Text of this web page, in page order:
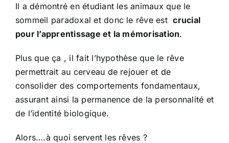
Il a démontré en étudiant les animaux que le
sommeil paradoxal et donc le rêve est crucial
pour l’apprentissage et la mémorisation.
Plus que ça , il fait l’hypothèse que le rêve
permettrait au cerveau de rejouer et de
consolider des comportements fondamentaux,
assurant ainsi la permanence de la personnalité et
de l’identité biologique.
Alors….à quoi servent les rêves ?